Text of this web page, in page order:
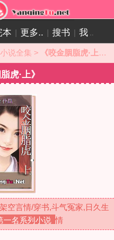
本 更多.. 搜书 我 ..
说全集 > 《咬金胭脂虎·上》小说目录
虎·上》
空言情/穿书,斗气冤家,日久生
情
一名系列小说